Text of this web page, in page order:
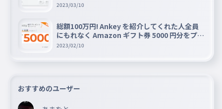
2023/03/10
総額100万円! Ankey を紹介してくれた人全員
にもれなく Amazon ギフト券 5000 円分をプレ
ゼントキャンペーン!!
2023/02/10
おすすめのユーザー